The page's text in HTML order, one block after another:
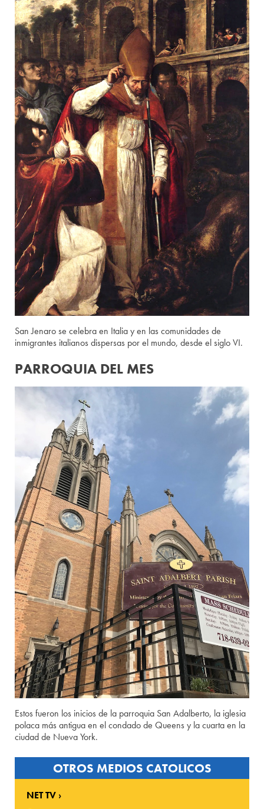
San Jenaro se celebra en Italia y en las comunidades de
inmigrantes italianos dispersas por el mundo, desde el siglo VI.
PARROQUIA DEL MES
Estos fueron los inicios de la parroquia San Adalberto, la iglesia
polaca más antigua en el condado de Queens y la cuarta en la
ciudad de Nueva York.
OTROS MEDIOS CATOLICOS
NET TV